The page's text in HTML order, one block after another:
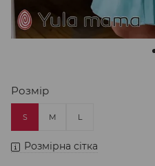
Розмір
S M L
Розмірна сітка